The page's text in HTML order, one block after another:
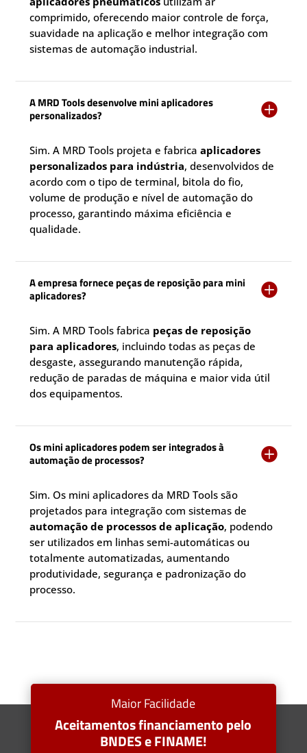
comprimido, oferecendo maior controle de força,
suavidade na aplicação e melhor integração com
sistemas de automação industrial.
A MRD Tools desenvolve mini aplicadores
personalizados?

Sim. A MRD Tools projeta e fabricaaplicadores
personalizados para indústria, desenvolvidos de
acordo com o tipo de terminal, bitola do fio,
volume de produção e nível de automação do
processo, garantindo máxima eficiência e
qualidade.
A empresa fornece peças de reposição para mini
aplicadores?

Sim. A MRD Tools fabrica peças de reposição
para aplicadores, incluindo todas as peças de
desgaste, assegurando manutenção rápida,
redução de paradas de máquina e maior vida útil
dos equipamentos.
Os mini aplicadores podem ser integrados à
automação de processos?

Sim. Os mini aplicadores da MRD Tools são
projetados para integração com sistemas de
automação de processos de aplicação, podendo
ser utilizados em linhas semi-automáticas ou
totalmente automatizadas, aumentando
produtividade, segurança e padronização do
processo.
Maior Facilidade
Aceitamentos financiamento pelo
BNDES e FINAME!